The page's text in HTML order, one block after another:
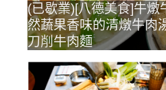
(已歇業)[八德美食]牛燉
然蔬果香味的清燉牛肉
刀削牛肉麵